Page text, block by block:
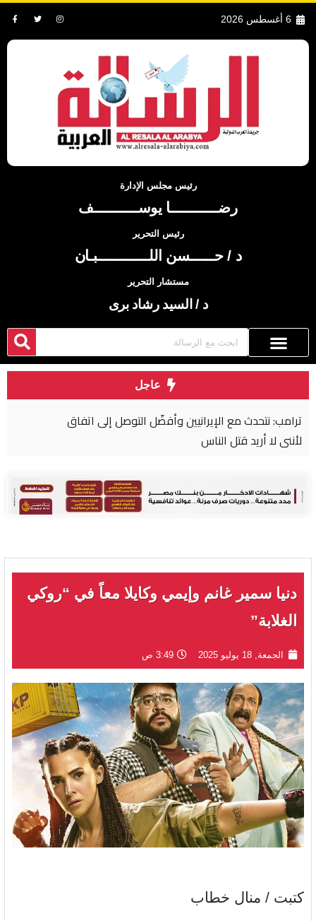
6 أغسطس 2026
رئيس مجلس الإدارة
رضــــــــــــا يوســـــــــــف
رئيس التحرير
د / حــــــسن اللـــــــــــــبـان
مستشار التحرير
د / السيد رشاد برى
عاجل
ترامب: نتحدث مع الإيرانيين وأفضّل التوصل إلى اتفاق
لأنني لا أريد قتل الناس
دنيا سمير غانم وإيمي وكايلا معاً في “روكي
الغلابة”
الجمعة, 18 يوليو 2025 3:49 ص
كتبت / منال خطاب